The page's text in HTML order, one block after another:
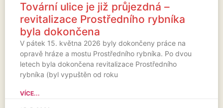
Tovární ulice je již průjezdná –
revitalizace Prostředního rybníka
byla dokončena
V pátek 15. května 2026 byly dokončeny práce na
opravě hráze a mostu Prostředního rybníka. Po dvou
letech byla dokončena revitalizace Prostředního
rybníka (byl vypuštěn od roku
VÍCE...